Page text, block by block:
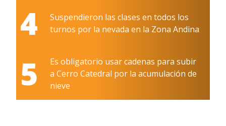
4
Suspendieron las clases en todos los
turnos por la nevada en la Zona Andina
5
Es obligatorio usar cadenas para subir
a Cerro Catedral por la acumulación de
nieve